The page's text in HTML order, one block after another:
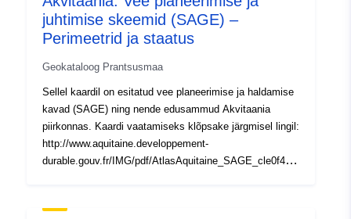
1.44825983, 45.71457291 ],
[ 1.44825983, 42.77911758
Tüüp: Polygon
Ruumiline
vahend:
juhtimise skeemid (SAGE) –
Perimeetrid ja staatus
Geokataloog Prantsusmaa
Sellel kaardil on esitatud vee planeerimise ja haldamise
kavad (SAGE) ning nende edusammud Akvitaania
piirkonnas. Kaardi vaatamiseks klõpsake järgmisel lingil:
http://www.aquitaine.developpement-
durable.gouv.fr/IMG/pdf/AtlasAquitaine_SAGE_cle0f434